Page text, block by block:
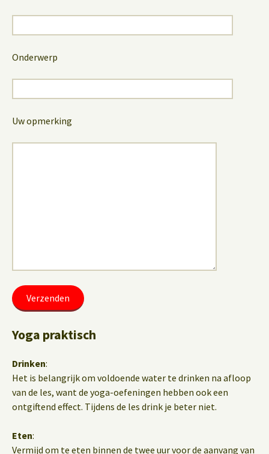
Onderwerp
Uw opmerking
Yoga praktisch
Drinken:
Het is belangrijk om voldoende water te drinken na afloop
van de les, want de yoga-oefeningen hebben ook een
ontgiftend effect. Tijdens de les drink je beter niet.
Eten:
Vermijd om te eten binnen de twee uur voor de aanvang van